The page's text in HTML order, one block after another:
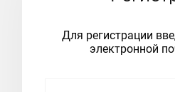
Для регистрации
электронной